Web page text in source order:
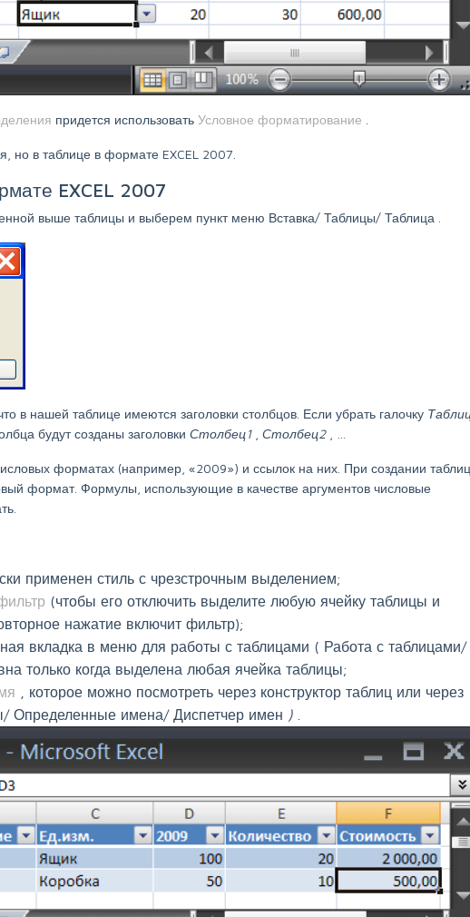
придется использовать Условное форматирование
но в таблице в формате EXCEL 2007.
EXCEL 2007
выше таблицы и выберем пункт меню Вставка/ Таблицы/ Таблица
в нашей таблице имеются заголовки столбцов. Если убрать галочку
будут созданы заголовки Столбец1 Столбец2
форматах (например, «2009») и ссылок на них. При создании
формат. Формулы, использующие в качестве аргументов числовые
применен стиль с чрезстрочным выделением;
(чтобы его отключить выделите любую ячейку таблицы и
нажатие включит фильтр);
вкладка в меню для работы с таблицами ( Работа с таблицами/
только когда выделена любая ячейка таблицы;
, которое можно посмотреть через конструктор таблиц или через
Определенные имена/ Диспетчер имен )